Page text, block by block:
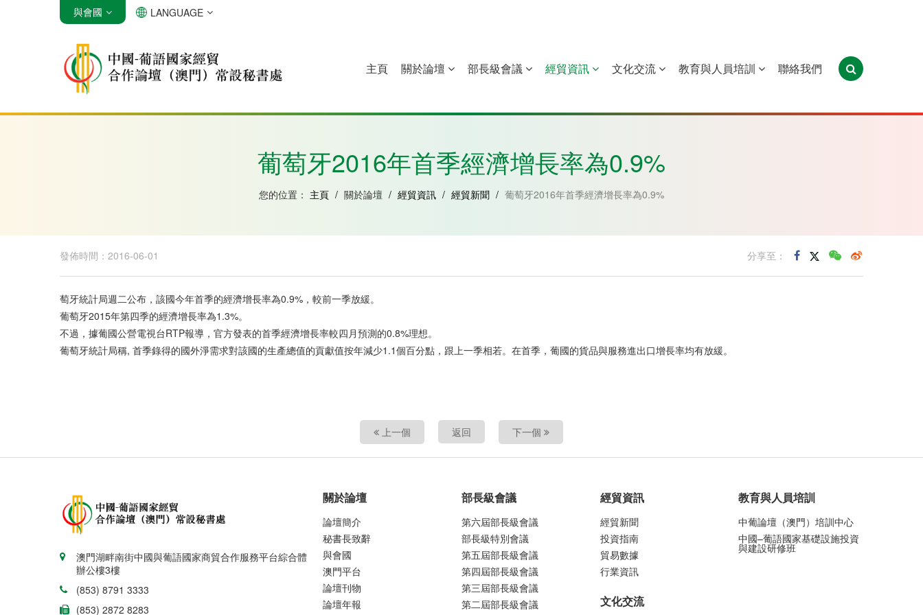
安哥拉 巴西 佛得角 幾內亞比紹 赤道幾內亞 莫桑比克 葡萄牙 聖多美和普林西比 東帝汶
與會國 LANGUAGE
主頁 關於論壇 部長級會議 經貿資訊 文化交流 教育與人員培訓 聯絡我們
葡萄牙2016年首季經濟增長率為0.9%
您的位置： 主頁 / 關於論壇 / 經貿資訊 / 經貿新聞 / 葡萄牙2016年首季經濟增長率為0.9%
發佈時間：2016-06-01 分享至：
萄牙統計局週二公布，該國今年首季的經濟增長率為0.9%，較前一季放緩。
葡萄牙2015年第四季的經濟增長率為1.3%。
不過，據葡國公營電視台RTP報導，官方發表的首季經濟增長率較四月預測的0.8%理想。
葡萄牙統計局稱, 首季錄得的國外淨需求對該國的生產總值的貢獻值按年減少1.1個百分點，跟上一季相若。在首季，葡國的貨品與服務進出口增長率均有放緩。
上一個 返回 下一個
澳門湖畔南街中國與葡語國家商貿合作服務平台綜合體
辦公樓3樓
(853) 8791 3333
(853) 2872 8283
關於論壇
論壇簡介
秘書長致辭
與會國
澳門平台
論壇刊物
論壇年報
部長級會議
第六屆部長級會議
部長級特別會議
第五屆部長級會議
第四屆部長級會議
第三屆部長級會議
第二屆部長級會議
經貿資訊
經貿新聞
投資指南
貿易數據
行業資訊
文化交流
教育與人員培訓
中葡論壇（澳門）培訓中心
中國–葡語國家基礎設施投資
與建設研修班